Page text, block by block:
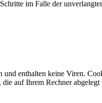
im Falle der
und enthalten keine Viren.
auf Ihrem Rechner abgelegt